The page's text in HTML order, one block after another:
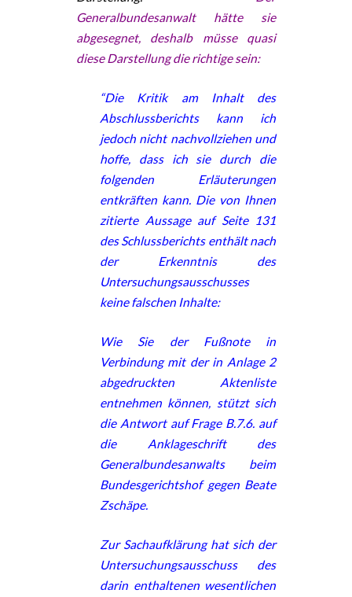
Generalbundesanwalt hätte sie
abgesegnet, deshalb müsse quasi
diese Darstellung die richtige sein:
“Die Kritik am Inhalt des
Abschlussberichts kann ich
jedoch nicht nachvollziehen und
hoffe, dass ich sie durch die
folgenden Erläuterungen
entkräften kann. Die von Ihnen
zitierte Aussage auf Seite 131
des Schlussberichts enthält nach
der Erkenntnis des
Untersuchungsausschusses
keine falschen Inhalte:
Wie Sie der Fußnote in
Verbindung mit der in Anlage 2
abgedruckten Aktenliste
entnehmen können, stützt sich
die Antwort auf Frage B.7.6. auf
die Anklageschrift des
Generalbundesanwalts beim
Bundesgerichtshof gegen Beate
Zschäpe.
Zur Sachaufklärung hat sich der
Untersuchungsausschuss des
darin enthaltenen wesentlichen